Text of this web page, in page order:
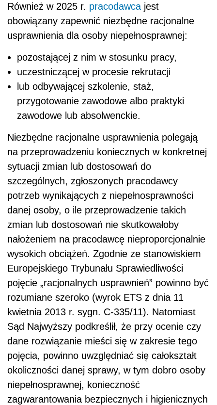
Również w 2025 r. pracodawca jest
obowiązany zapewnić niezbędne racjonalne
usprawnienia dla osoby niepełnosprawnej:
pozostającej z nim w stosunku pracy,
uczestniczącej w procesie rekrutacji
lub odbywającej szkolenie, staż,
przygotowanie zawodowe albo praktyki
zawodowe lub absolwenckie.
Niezbędne racjonalne usprawnienia polegają
na przeprowadzeniu koniecznych w konkretnej
sytuacji zmian lub dostosowań do
szczególnych, zgłoszonych pracodawcy
potrzeb wynikających z niepełnosprawności
danej osoby, o ile przeprowadzenie takich
zmian lub dostosowań nie skutkowałoby
nałożeniem na pracodawcę nieproporcjonalnie
wysokich obciążeń. Zgodnie ze stanowiskiem
Europejskiego Trybunału Sprawiedliwości
pojęcie „racjonalnych usprawnień” powinno być
rozumiane szeroko (wyrok ETS z dnia 11
kwietnia 2013 r. sygn. C-335/11). Natomiast
Sąd Najwyższy podkreślił, że przy ocenie czy
dane rozwiązanie mieści się w zakresie tego
pojęcia, powinno uwzględniać się całokształt
okoliczności danej sprawy, w tym dobro osoby
niepełnosprawnej, konieczność
zagwarantowania bezpiecznych i higienicznych